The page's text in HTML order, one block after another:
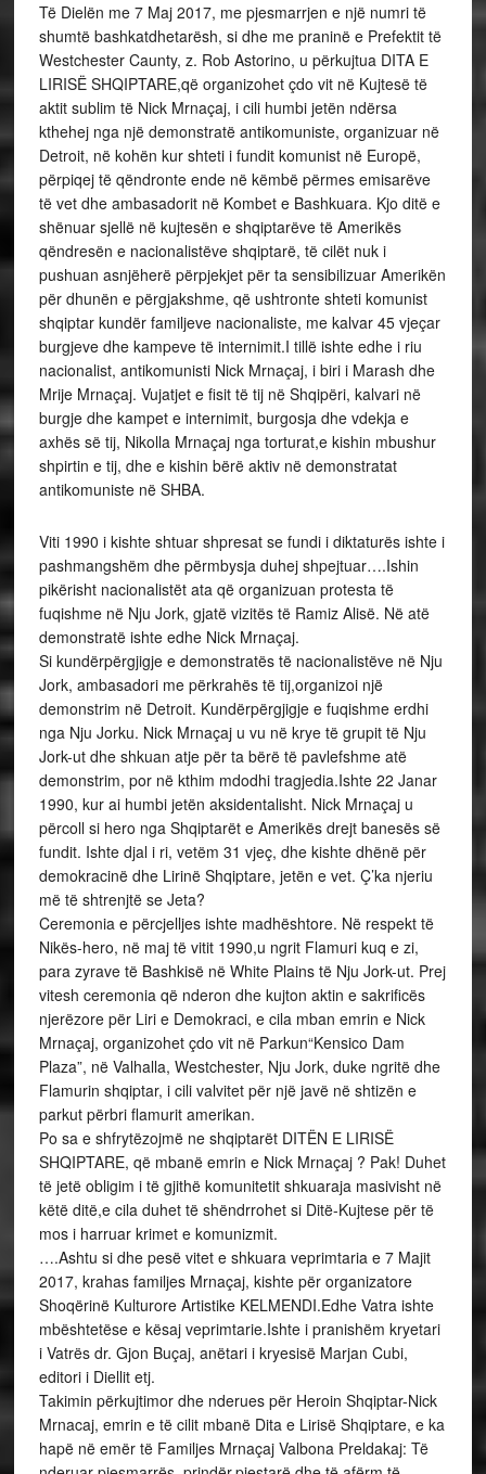
Të Dielën me 7 Maj 2017, me pjesmarrjen e një numri të
shumtë bashkatdhetarësh, si dhe me praninë e Prefektit të
Westchester Caunty, z. Rob Astorino, u përkujtua DITA E
LIRISË SHQIPTARE,që organizohet çdo vit në Kujtesë të
aktit sublim të Nick Mrnaçaj, i cili humbi jetën ndërsa
kthehej nga një demonstratë antikomuniste, organizuar në
Detroit, në kohën kur shteti i fundit komunist në Europë,
përpiqej të qëndronte ende në këmbë përmes emisarëve
të vet dhe ambasadorit në Kombet e Bashkuara. Kjo ditë e
shënuar sjellë në kujtesën e shqiptarëve të Amerikës
qëndresën e nacionalistëve shqiptarë, të cilët nuk i
pushuan asnjëherë përpjekjet për ta sensibilizuar Amerikën
për dhunën e përgjakshme, që ushtronte shteti komunist
shqiptar kundër familjeve nacionaliste, me kalvar 45 vjeçar
burgjeve dhe kampeve të internimit.I tillë ishte edhe i riu
nacionalist, antikomunisti Nick Mrnaçaj, i biri i Marash dhe
Mrije Mrnaçaj. Vujatjet e fisit të tij në Shqipëri, kalvari në
burgje dhe kampet e internimit, burgosja dhe vdekja e
axhës së tij, Nikolla Mrnaçaj nga torturat,e kishin mbushur
shpirtin e tij, dhe e kishin bërë aktiv në demonstratat
antikomuniste në SHBA.
Viti 1990 i kishte shtuar shpresat se fundi i diktaturës ishte i
pashmangshëm dhe përmbysja duhej shpejtuar….Ishin
pikërisht nacionalistët ata që organizuan protesta të
fuqishme në Nju Jork, gjatë vizitës të Ramiz Alisë. Në atë
demonstratë ishte edhe Nick Mrnaçaj.
Si kundërpërgjigje e demonstratës të nacionalistëve në Nju
Jork, ambasadori me përkrahës të tij,organizoi një
demonstrim në Detroit. Kundërpërgjigje e fuqishme erdhi
nga Nju Jorku. Nick Mrnaçaj u vu në krye të grupit të Nju
Jork-ut dhe shkuan atje për ta bërë të pavlefshme atë
demonstrim, por në kthim mdodhi tragjedia.Ishte 22 Janar
1990, kur ai humbi jetën aksidentalisht. Nick Mrnaçaj u
përcoll si hero nga Shqiptarët e Amerikës drejt banesës së
fundit. Ishte djal i ri, vetëm 31 vjeç, dhe kishte dhënë për
demokracinë dhe Lirinë Shqiptare, jetën e vet. Ç’ka njeriu
më të shtrenjtë se Jeta?
Ceremonia e përcjelljes ishte madhështore. Në respekt të
Nikës-hero, në maj të vitit 1990,u ngrit Flamuri kuq e zi,
para zyrave të Bashkisë në White Plains të Nju Jork-ut. Prej
vitesh ceremonia që nderon dhe kujton aktin e sakrificës
njerëzore për Liri e Demokraci, e cila mban emrin e Nick
Mrnaçaj, organizohet çdo vit në Parkun“Kensico Dam
Plaza”, në Valhalla, Westchester, Nju Jork, duke ngritë dhe
Flamurin shqiptar, i cili valvitet për një javë në shtizën e
parkut përbri flamurit amerikan.
Po sa e shfrytëzojmë ne shqiptarët DITËN E LIRISË
SHQIPTARE, që mbanë emrin e Nick Mrnaçaj ? Pak! Duhet
të jetë obligim i të gjithë komunitetit shkuaraja masivisht në
këtë ditë,e cila duhet të shëndrrohet si Ditë-Kujtese për të
mos i harruar krimet e komunizmit.
….Ashtu si dhe pesë vitet e shkuara veprimtaria e 7 Majit
2017, krahas familjes Mrnaçaj, kishte për organizatore
Shoqërinë Kulturore Artistike KELMENDI.Edhe Vatra ishte
mbështetëse e kësaj veprimtarie.Ishte i pranishëm kryetari
i Vatrës dr. Gjon Buçaj, anëtari i kryesisë Marjan Cubi,
editori i Diellit etj.
Takimin përkujtimor dhe nderues për Heroin Shqiptar-Nick
Mrnacaj, emrin e të cilit mbanë Dita e Lirisë Shqiptare, e ka
hapë në emër të Familjes Mrnaçaj Valbona Preldakaj: Të